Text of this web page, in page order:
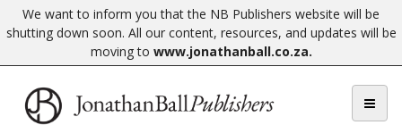
We want to inform you that the NB Publishers website will be
shutting down soon. All our content, resources, and updates will be
moving to www.jonathanball.co.za.